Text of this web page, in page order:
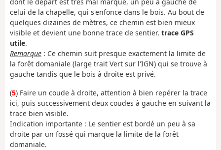
celui de la chapelle, qui s'enfonce dans le bois. Au bout de
quelques dizaines de mètres, ce chemin est bien mieux
visible et devient une bonne trace de sentier, trace GPS
utile.
Remarque : Ce chemin suit presque exactement la limite de
la forêt domaniale (large trait Vert sur l'IGN) qui se trouve à
gauche tandis que le bois à droite est privé.
(5) Faire un coude à droite, attention à bien repérer la trace
ici, puis successivement deux coudes à gauche en suivant la
trace bien visible.
Indication importante : Le sentier est bordé un peu à sa
droite par un fossé qui marque la limite de la forêt
domaniale.